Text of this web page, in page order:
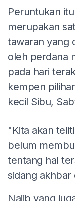
Peruntukan itu
merupakan
tawaran yang
oleh perdana
pada hari
kempen
kecil Sibu,
"Kita akan
belum
tentang hal
sidang akhbar
Najib yang